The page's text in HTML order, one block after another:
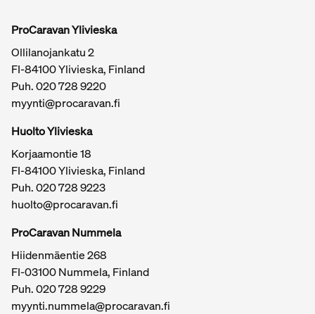
ProCaravan Ylivieska
Ollilanojankatu 2
FI-84100 Ylivieska, Finland
Puh.020 728 9220
myynti@procaravan.fi
Huolto Ylivieska
Korjaamontie 18
FI-84100 Ylivieska, Finland
Puh.020 728 9223
huolto@procaravan.fi
ProCaravan Nummela
Hiidenmäentie 268
FI-03100 Nummela, Finland
Puh.020 728 9229
myynti.nummela@procaravan.fi